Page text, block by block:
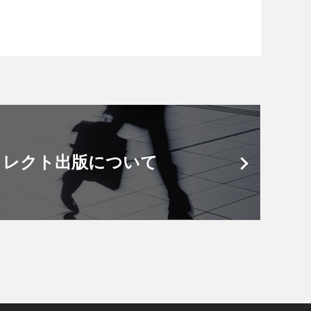
クト出版について